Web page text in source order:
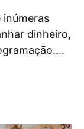
dinheiro,